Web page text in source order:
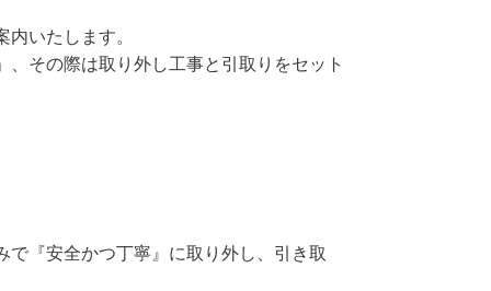
いたします。
その際は取り外し工事と引取りをセット
『安全かつ丁寧』に取り外し、引き取